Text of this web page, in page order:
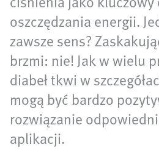
oszczędzania energii.
zawsze sens?
brzmi: nie! Jak w wielu
diabeł tkwi w
mogą być bardzo
rozwiązanie
aplikacji.